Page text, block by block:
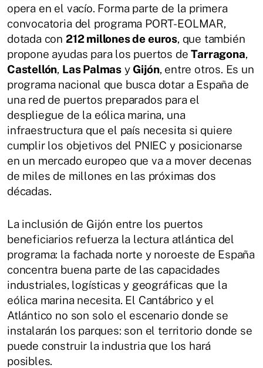
opera en el vacío. Forma parte de la primera
convocatoria del programa PORT-EOLMAR,
dotada con 212 millones de euros, que también
propone ayudas para los puertos deTarragona,
Castellón, Las Palmas y Gijón, entre otros. Es un
programa nacional que busca dotar a España de
una red de puertos preparados para el
despliegue de la eólica marina, una
infraestructura que el país necesita si quiere
cumplir los objetivos del PNIEC y posicionarse
en un mercado europeo que va a mover decenas
de miles de millones en las próximas dos
décadas.
La inclusión de Gijón entre los puertos
beneficiarios refuerza la lectura atlántica del
programa: la fachada norte y noroeste de España
concentra buena parte de las capacidades
industriales, logísticas y geográficas que la
eólica marina necesita. El Cantábrico y el
Atlántico no son solo el escenario donde se
instalarán los parques: son el territorio donde se
puede construir la industria que los hará
posibles.